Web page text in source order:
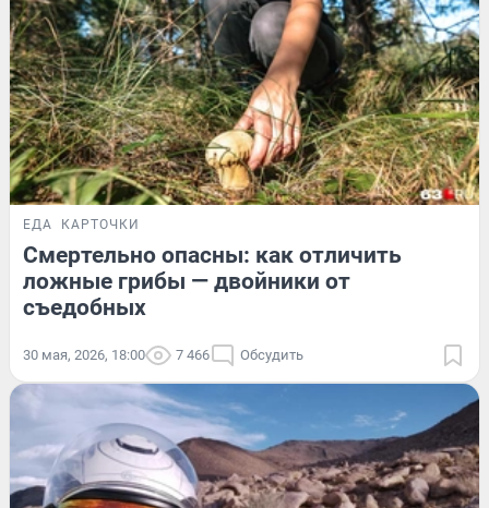
ЕДА КАРТОЧКИ
Смертельно опасны: как отличить
ложные грибы — двойники от
съедобных
30 мая, 2026, 18:00 7 466 Обсудить